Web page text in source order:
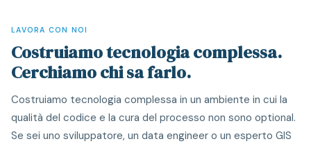
LAVORA CON NOI
Costruiamo tecnologia complessa.
Cerchiamo chi sa farlo.
Costruiamo tecnologia complessa in un ambiente in cui la
qualità del codice e la cura del processo non sono optional.
Se sei uno sviluppatore, un data engineer o un esperto GIS